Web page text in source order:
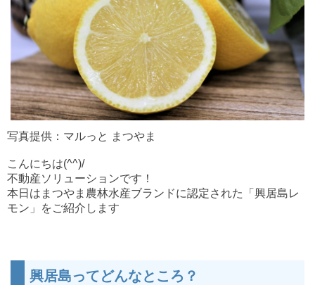
写真提供：マルっと まつやま
こんにちは(^^)/
不動産ソリューションです！
本日はまつやま農林水産ブランドに認定された「興居島レ
モン」をご紹介します
興居島ってどんなところ？